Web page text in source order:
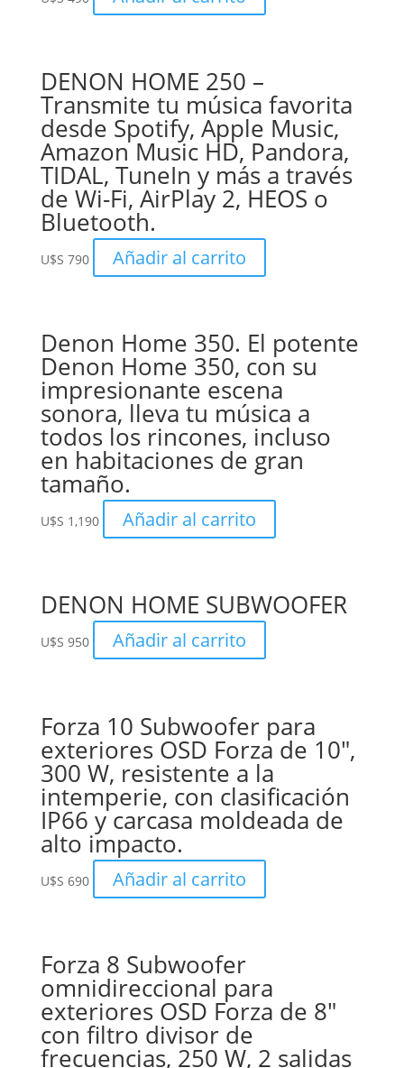
DENON HOME 250 –
Transmite tu música favorita
desde Spotify, Apple Music,
Amazon Music HD, Pandora,
TIDAL, TuneIn y más a través
de Wi-Fi, AirPlay 2, HEOS o
Bluetooth.
U$S 790 Añadir al carrito
Denon Home 350. El potente
Denon Home 350, con su
impresionante escena
sonora, lleva tu música a
todos los rincones, incluso
en habitaciones de gran
tamaño.
U$S 1,190 Añadir al carrito
DENON HOME SUBWOOFER
U$S 950 Añadir al carrito
Forza 10 Subwoofer para
exteriores OSD Forza de 10″,
300 W, resistente a la
intemperie, con clasificación
IP66 y carcasa moldeada de
alto impacto.
U$S 690 Añadir al carrito
Forza 8 Subwoofer
omnidireccional para
exteriores OSD Forza de 8″
con filtro divisor de
frecuencias, 250 W, 2 salidas